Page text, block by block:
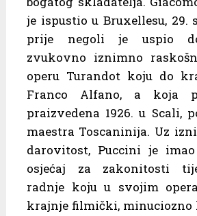
je ispustio u Bruxellesu, 29.
prije negoli je uspio
zvukovno iznimno
operu Turandot koju do
Franco Alfano, a koja
praizvedena 1926. u Scali,
maestra Toscaninija. Uz
darovitost, Puccini je
osjećaj za zakonitosti
radnje koju u svojim
krajnje filmički, minuciozno